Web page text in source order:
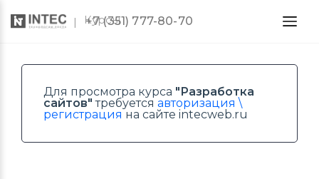
Курсы
+7 (351) 777-80-70
Для просмотра курса "Разработка
сайтов" требуется авторизация \
регистрация на сайте intecweb.ru